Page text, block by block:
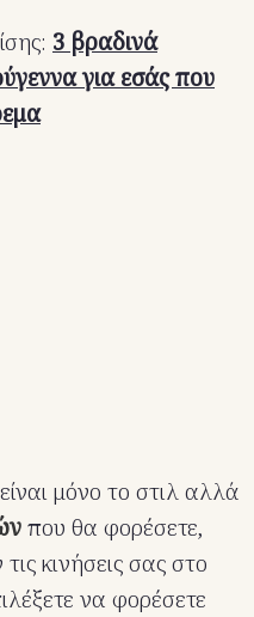
3 βραδινά
για εσάς που
μόνο το στιλ αλλά
που θα φορέσετε,
κινήσεις σας στο
να φορέσετε